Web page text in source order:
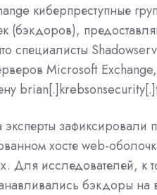
киберпреступные
(бэкдоров),
специалисты
Microsoft
зафиксировали
хосте web-
Для исследователей, к
бэкдоры